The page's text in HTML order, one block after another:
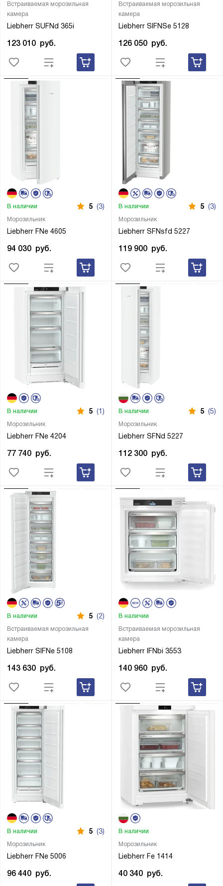
Встраиваемая морозильная
камера
Liebherr SUFNd 365i
123 010 руб.
Встраиваемая морозильная
камера
Liebherr SIFNSe 5128
126 050 руб.
Морозильник
Liebherr FNe 4605
В наличии 5 (3)
94 030 руб.
Морозильник
Liebherr SFNsfd 5227
В наличии 5 (3)
119 900 руб.
Морозильник
Liebherr FNe 4204
В наличии 5 (1)
77 740 руб.
Морозильник
Liebherr SFNd 5227
В наличии 5 (5)
112 300 руб.
Встраиваемая морозильная
камера
Liebherr SIFNe 5108
В наличии 5 (2)
143 630 руб.
Встраиваемая морозильная
камера
Liebherr IFNbi 3553
В наличии
140 960 руб.
Морозильник
Liebherr FNe 5006
В наличии 5 (3)
96 440 руб.
Морозильник
Liebherr Fe 1414
В наличии
40 340 руб.